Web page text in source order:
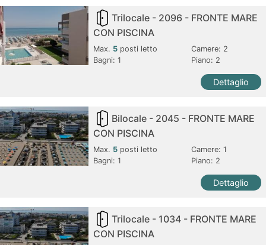
Trilocale - 2096 - FRONTE MARE
CON PISCINA
Max. 5 posti letto Camere: 2
Bagni:1 Piano: 2
Dettaglio
Bilocale - 2045 - FRONTE MARE
CON PISCINA
Max. 5 posti letto Camere:1
Bagni:1 Piano: 2
Dettaglio
Trilocale - 1034 - FRONTE MARE
CON PISCINA